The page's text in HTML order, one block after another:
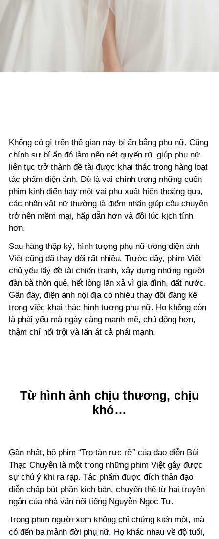
Không có gì trên thế gian này bí ẩn bằng phụ nữ. Cũng
chính sự bí ẩn đó làm nên nét quyến rũ, giúp phụ nữ
liên tục trở thành đề tài được khai thác trong hàng loạt
tác phẩm điện ảnh. Dù là vai chính trong những cuốn
phim kinh điển hay một vai phụ xuất hiện thoáng qua,
các nhân vật nữ thường là điểm nhấn giúp câu chuyện
trở nên mềm mại, hấp dẫn hơn và đôi lúc kịch tính
hơn.
Sau hàng thập kỷ, hình tượng phụ nữ trong điện ảnh
Việt cũng đã thay đổi rất nhiều. Trước đây, phim Việt
chủ yếu lấy đề tài chiến tranh, xây dựng những người
đàn bà thôn quê, hết lòng lăn xả vì gia đình, đất nước.
Gần đây, điện ảnh nội địa có nhiều thay đổi đáng kể
trong việc khai thác hình tượng phụ nữ. Họ không còn
là phái yếu mà ngày càng mạnh mẽ, chủ động hơn,
thậm chí nổi trội và lấn át cả phái mạnh.
Từ hình ảnh chịu thương, chịu
khó…
Gần nhất, bộ phim “Tro tàn rực rỡ” của đạo diễn Bùi
Thạc Chuyên là một trong những phim Việt gây được
sự chú ý khi ra rạp. Tác phẩm được đích thân đạo
diễn chấp bút phần kịch bản, chuyển thể từ hai truyện
ngắn của nhà văn nổi tiếng Nguyễn Ngọc Tư.
Trong phim người xem không chỉ chứng kiến một, mà
có đến ba mảnh đời phụ nữ. Họ khác nhau về độ tuổi,